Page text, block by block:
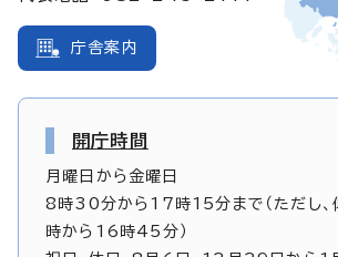
庁舎案内
開庁時間
月曜日から金曜日
8時30分から17時15分まで（ただし、
時から16時45分）